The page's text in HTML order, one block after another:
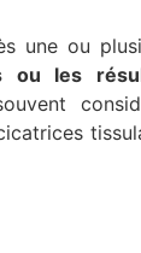
une ou
ou les